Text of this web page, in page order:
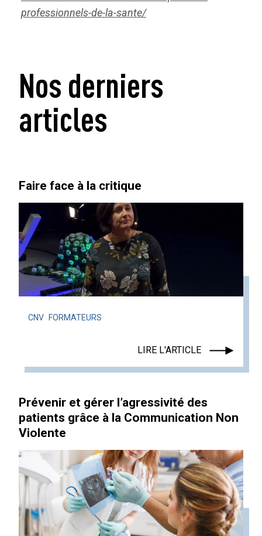
professionnels-de-la-sante/
Nos derniers
articles
Faire face à la critique
CNV FORMATEURS
LIRE L'ARTICLE
Prévenir et gérer l’agressivité des
patients grâce à la Communication Non
Violente